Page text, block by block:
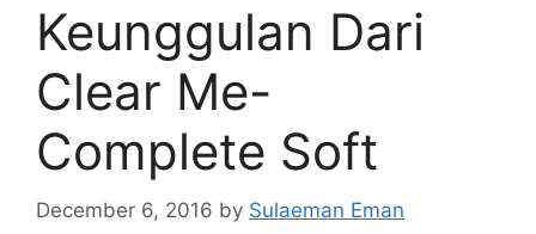
Keunggulan Dari
Clear Me-
Complete Soft
December 6, 2016 by Sulaeman Eman